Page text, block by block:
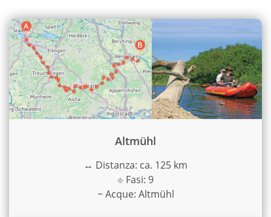
Altmühl
↔ Distanza: ca. 125 km
⟐ Fasi: 9
~Acque: Altmühl